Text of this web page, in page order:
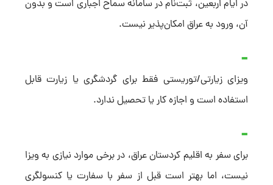
در ایام اربعین، ثبت‌نام در سامانه سماح اجباری است و بدون
آن، ورود به عراق امکان‌پذیر نیست.
ویزای زیارتی/توریستی فقط برای گردشگری یا زیارت قابل
استفاده است و اجازه کار یا تحصیل ندارد.
برای سفر به اقلیم کردستان عراق، در برخی موارد نیازی به ویزا
نیست، اما بهتر است قبل از سفر با سفارت یا کنسولگری